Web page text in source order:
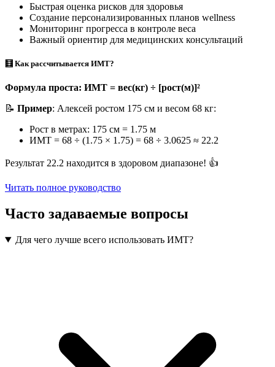
Быстрая оценка рисков для здоровья
Создание персонализированных планов wellness
Мониторинг прогресса в контроле веса
Важный ориентир для медицинских консультаций
🧮 Как рассчитывается ИМТ?
Формула проста: ИМТ = вес(кг) ÷ [рост(м)]²
📝 Пример: Алексей ростом 175 см и весом 68 кг:
Рост в метрах: 175 см = 1.75 м
ИМТ = 68 ÷ (1.75 × 1.75) = 68 ÷ 3.0625 ≈ 22.2
Результат 22.2 находится в здоровом диапазоне! 👍
Читать полное руководство
Часто задаваемые вопросы
Для чего лучше всего использовать ИМТ?